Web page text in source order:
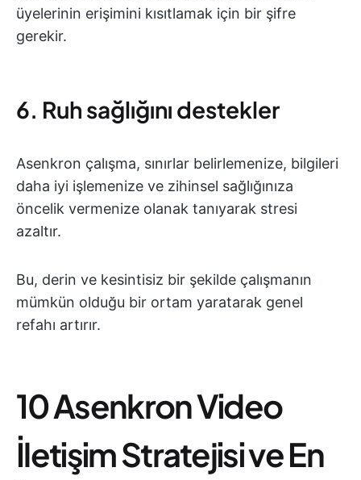
üyelerinin erişimini kısıtlamak için bir şifre
gerekir.
6. Ruh sağlığını destekler
Asenkron çalışma, sınırlar belirlemenize, bilgileri
daha iyi işlemenize ve zihinsel sağlığınıza
öncelik vermenize olanak tanıyarak stresi
azaltır.
Bu, derin ve kesintisiz bir şekilde çalışmanın
mümkün olduğu bir ortam yaratarak genel
refahı artırır.
10 Asenkron Video
İletişim Stratejisi ve En